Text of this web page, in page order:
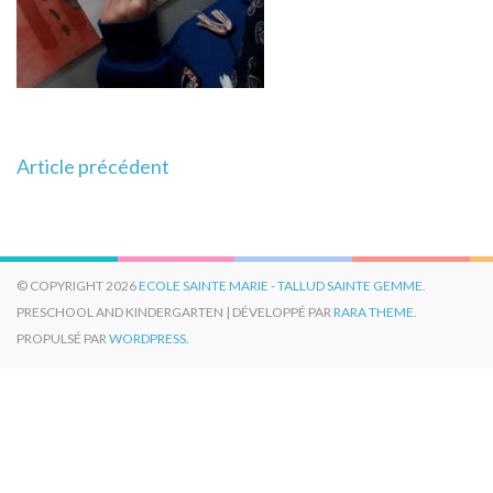
Navigation
Article précédent
© COPYRIGHT 2026ECOLE SAINTE MARIE - TALLUD SAINTE GEMME.
PRESCHOOL AND KINDERGARTEN | DÉVELOPPÉ PARRARA THEME.
PROPULSÉ PARWORDPRESS.